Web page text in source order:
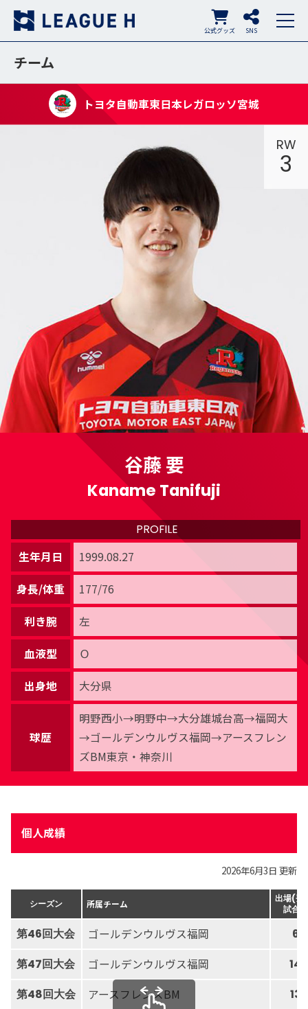
SNS
公式グッズ
チーム
トヨタ自動車東日本レガロッソ宮城
谷藤 要
Kaname Tanifuji
RW
3
生年月日 1999.08.27
身長/体重 177/76
利き腕 左
血液型 Ｏ
出身地 大分県
球歴
明野西小→明野中→大分雄城台高→福岡大
→ゴールデンウルヴス福岡→アースフレン
ズBM東京・神奈川
PROFILE
個人成績
2026年6月3日 更新
シーズン 所属チーム
出場(登
試合数
第46回大会 ゴールデンウルヴス福岡 6
第47回大会 ゴールデンウルヴス福岡 14
第48回大会 アースフレンズBM 13